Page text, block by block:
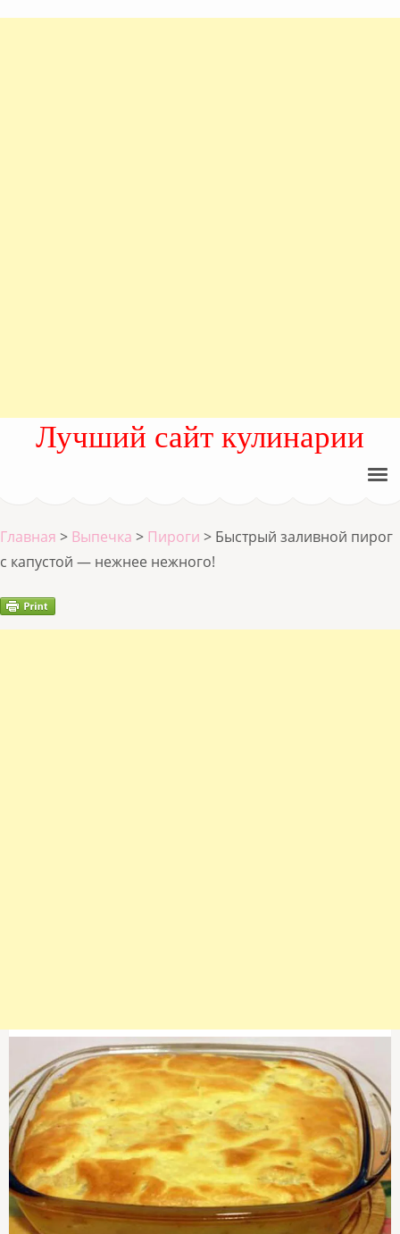
Лучший сайт кулинарии
Главная > Выпечка > Пироги > Быстрый заливной пирог
с капустой — нежнее нежного!